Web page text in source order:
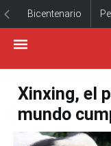
Bicentenario
Xinxing, el
mundo